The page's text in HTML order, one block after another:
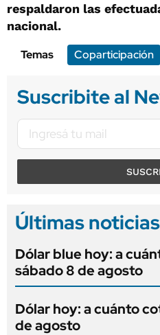
respaldaron las
nacional.
Temas
Coparticipación
Suscribite al
Últimas noticias
Dólar blue hoy: a
sábado 8 de agosto
Dólar hoy: a cuánto
de agosto